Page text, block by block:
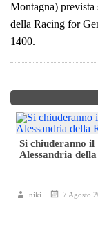
Montagna)
della Racing for
1400.
Si chiuderanno
Alessandria
niki 7 Agosto